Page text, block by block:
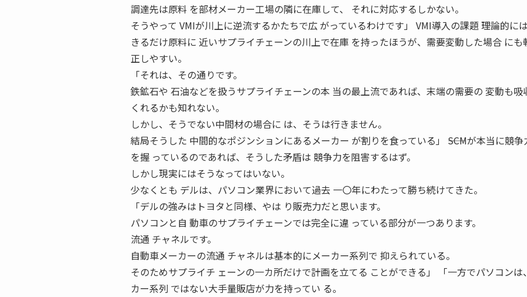
調達先は原料 を部材メーカー工場の隣に在庫して、 それに対応するしかない。
そうやって VMIが川上に逆流するかたちで広 がっているわけです」 VMI導入の課題 ――理論的に
きるだけ原料に 近いサプライチェーンの川上で在庫 を持ったほうが、需要変動した場合 にも
正しやすい。
「それは、その通りです。
鉄鉱石や 石油などを扱うサプライチェーンの本 当の最上流であれば、末端の需要の 変動も吸
くれるかも知れない。
しかし、そうでない中間材の場合に は、そうは行きません。
結局そうした 中間的なポジンションにあるメーカー が割りを食っている」 ――SCMが本当に競
を握 っているのであれば、そうした矛盾は 競争力を阻害するはず。
しかし現実にはそうなってはいない。
少なくとも デルは、パソコン業界において過去 一〇年にわたって勝ち続けてきた。
「デルの強みはトヨタと同様、やは り販売力だと思います。
パソコンと自 動車のサプライチェーンでは完全に違 っている部分が一つあります。
流通 チャネルです。
自動車メーカーの流通 チャネルは基本的にメーカー系列で 抑えられている。
そのためサプライチ ェーンの一カ所だけで計画を立てる ことができる」 「一方でパソコンは
カー系列 ではない大手量販店が力を持ってい る。